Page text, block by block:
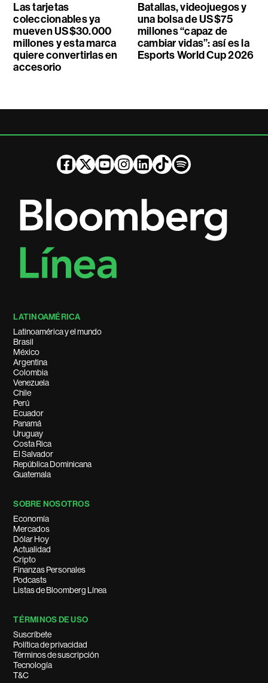
Las tarjetas
coleccionables ya
mueven US$30.000
millones y esta marca
quiere convertirlas en
accesorio
Batallas, videojuegos y
una bolsa de US$75
millones “capaz de
cambiar vidas”: así es la
Esports World Cup 2026
LATINOAMÉRICA
Latinoamérica y el mundo
Brasil
México
Argentina
Colombia
Venezuela
Chile
Perú
Ecuador
Panamá
Uruguay
Costa Rica
El Salvador
República Dominicana
Guatemala
SOBRE NOSOTROS
Economía
Mercados
Dólar Hoy
Actualidad
Cripto
Finanzas Personales
Podcasts
Listas de Bloomberg Línea
TÉRMINOS DE USO
Suscríbete
Política de privacidad
Términos de suscripción
Tecnología
T&C